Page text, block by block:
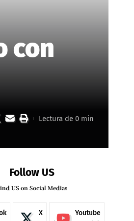
con
Lectura de 0 min
Follow US
US on Social Medias
X Youtube